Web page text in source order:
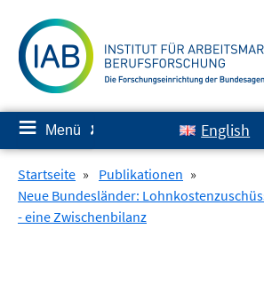
zum
Inhalt
≡ Menü ✘ English
Startseite » Publikationen »
Neue Bundesländer:
- eine Zwischenbilanz